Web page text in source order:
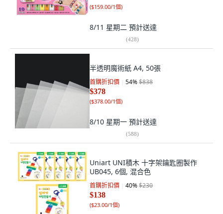
($159.00/1個)
8/11 星期二 預計送達
(428)
半透明魔術紙 A4, 50張
首購折扣價 54%$838
$378
($378.00/1個)
8/10 星期一 預計送達
(588)
Uniart UNI積木 十字架鑰匙圈製作
UB045, 6個, 混合色
首購折扣價 40%$230
$138
($23.00/1個)